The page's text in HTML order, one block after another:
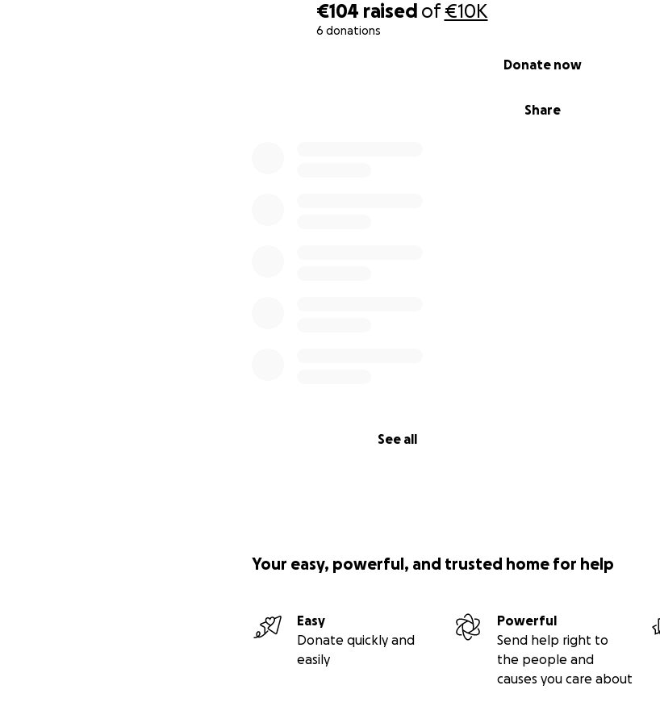
€104 raised of€10K
6 donations
Share
Donate now
See all
Your easy, powerful, and trusted home for help
Easy
Donate quickly and
easily
Powerful
Send help right to
the people and
causes you care about